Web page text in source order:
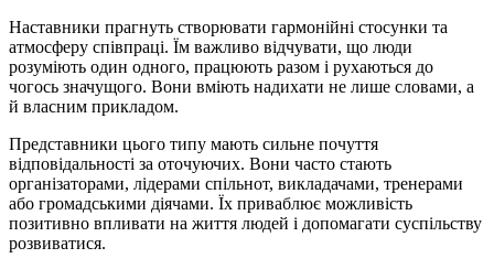
Наставники прагнуть створювати гармонійні стосунки та
атмосферу співпраці. Їм важливо відчувати, що люди
розуміють один одного, працюють разом і рухаються до
чогось значущого. Вони вміють надихати не лише словами, а
й власним прикладом.
Представники цього типу мають сильне почуття
відповідальності за оточуючих. Вони часто стають
організаторами, лідерами спільнот, викладачами, тренерами
або громадськими діячами. Їх приваблює можливість
позитивно впливати на життя людей і допомагати суспільству
розвиватися.